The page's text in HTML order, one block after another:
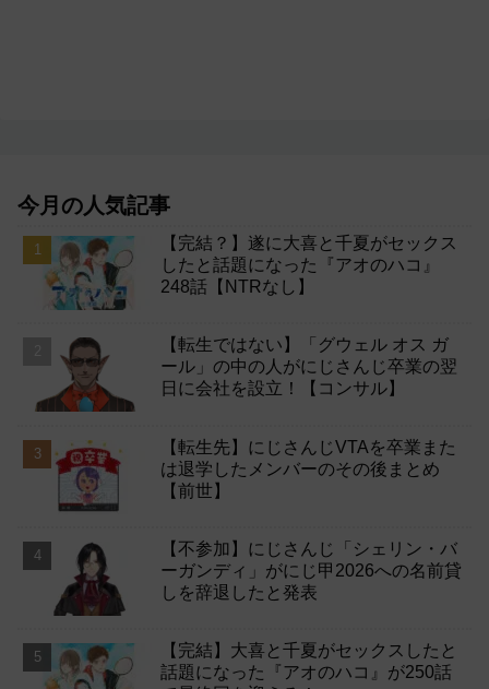
今月の人気記事
【完結？】遂に大喜と千夏がセックス
したと話題になった『アオのハコ』
248話【NTRなし】
【転生ではない】「グウェル オス ガ
ール」の中の人がにじさんじ卒業の翌
日に会社を設立！【コンサル】
【転生先】にじさんじVTAを卒業また
は退学したメンバーのその後まとめ
【前世】
【不参加】にじさんじ「シェリン・バ
ーガンディ」がにじ甲2026への名前貸
しを辞退したと発表
【完結】大喜と千夏がセックスしたと
話題になった『アオのハコ』が250話